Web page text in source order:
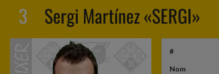
3 Sergi Martínez «SERGI»
#
Nom